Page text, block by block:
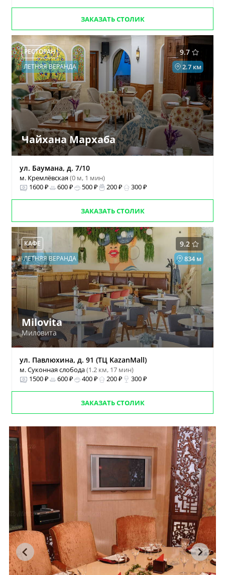
ЗАКАЗАТЬ СТОЛИК
9.7
РЕСТОРАН
2.7 км
ЛЕТНЯЯ ВЕРАНДА
Чайхана Мархаба
ул. Баумана, д. 7/10
м. Кремлёвская(0 м, 1 мин)
1600 ₽
600 ₽ 500 ₽ 200 ₽ 300 ₽
ЗАКАЗАТЬ СТОЛИК
9.2
КАФЕ
834 м
ЛЕТНЯЯ ВЕРАНДА
Milovita
Миловита
ул. Павлюхина, д. 91 (ТЦ KazanMall)
м. Суконная слобода(1.2 км, 17 мин)
1500 ₽
600 ₽ 400 ₽ 200 ₽ 300 ₽
ЗАКАЗАТЬ СТОЛИК